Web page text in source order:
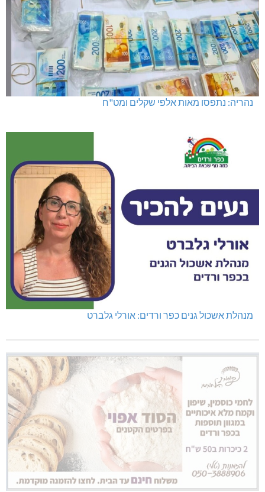
נהריה: נתפסו מאות אלפי שקלים ומט"ח
מנהלת אשכול גנים כפר ורדים: אורלי גלברט